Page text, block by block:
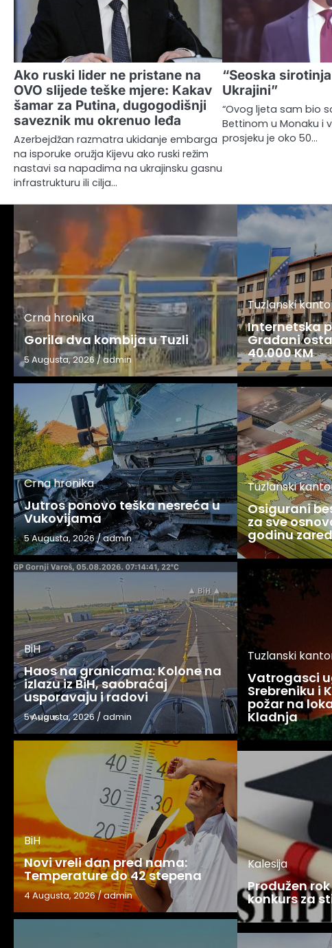
Ako ruski lider ne pristane na
OVO slijede teške mjere: Kakav
šamar za Putina, dugogodišnji
saveznik mu okrenuo leđa
Azerbejdžan razmatra ukidanje embarga
na isporuke oružja Kijevu ako ruski režim
nastavi sa napadima na ukrajinsku gasnu
infrastrukturu ili cilja…
“Seoska
Ukrajini”
“Ovog ljeta sam bio
Bettinom u Monaku i
prosjeku je oko 50…
Crna hronika
Gorila dva kombija u Tuzli
5 Augusta, 2026/admin
Crna hronika
Jutros ponovo teška nesreća u
Vukovijama
5 Augusta, 2026/admin
BiH
Haos na granicama: Kolone na
izlazu iz BiH, saobraćaj
usporavaju i radovi
5 Augusta, 2026 /admin
BiH
Novi vreli dan pred nama:
Temperature do 42 stepena
4 Augusta, 2026/admin
Tuzlanski
Internetska
Građani
40.000 KM
Tuzlanski
Osigurani
za sve
godinu
Tuzlanski
Vatrogasci
Srebreniku i
požar na
Kladnja
Kalesija
Produžen
konkurs za